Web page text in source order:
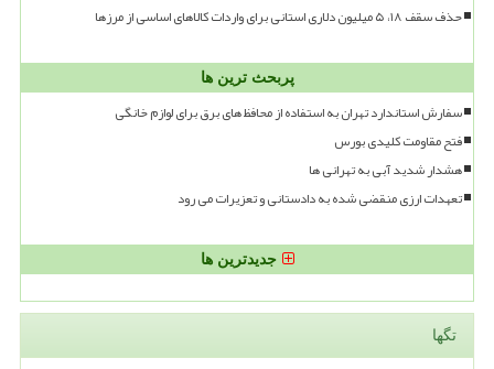
حذف سقف ۱۸، ۵ میلیون دلاری استانی برای واردات کالاهای اساسی از مرزها
پربحث ترین ها
سفارش استاندارد تهران به استفاده از محافظ های برق برای لوازم خانگی
فتح مقاومت کلیدی بورس
هشدار شدید آبی به تهرانی ها
تعهدات ارزی منقضی شده به دادستانی و تعزیرات می رود
جدیدترین ها
تگها